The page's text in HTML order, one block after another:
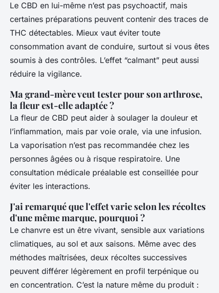
Le CBD en lui-même n’est pas psychoactif, mais
certaines préparations peuvent contenir des traces de
THC détectables. Mieux vaut éviter toute
consommation avant de conduire, surtout si vous êtes
soumis à des contrôles. L’effet “calmant” peut aussi
réduire la vigilance.
Ma grand-mère veut tester pour son arthrose,
la fleur est-elle adaptée ?
La fleur de CBD peut aider à soulager la douleur et
l’inflammation, mais par voie orale, via une infusion.
La vaporisation n’est pas recommandée chez les
personnes âgées ou à risque respiratoire. Une
consultation médicale préalable est conseillée pour
éviter les interactions.
J'ai remarqué que l'effet varie selon les récoltes
d'une même marque, pourquoi ?
Le chanvre est un être vivant, sensible aux variations
climatiques, au sol et aux saisons. Même avec des
méthodes maîtrisées, deux récoltes successives
peuvent différer légèrement en profil terpénique ou
en concentration. C’est la nature même du produit :